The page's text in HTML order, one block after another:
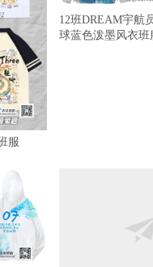
服
12班DREAM宇航
球蓝色泼墨风衣班